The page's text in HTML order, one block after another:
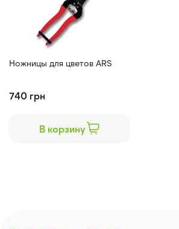
Ножницы для цветов ARS
740 грн
В корзину